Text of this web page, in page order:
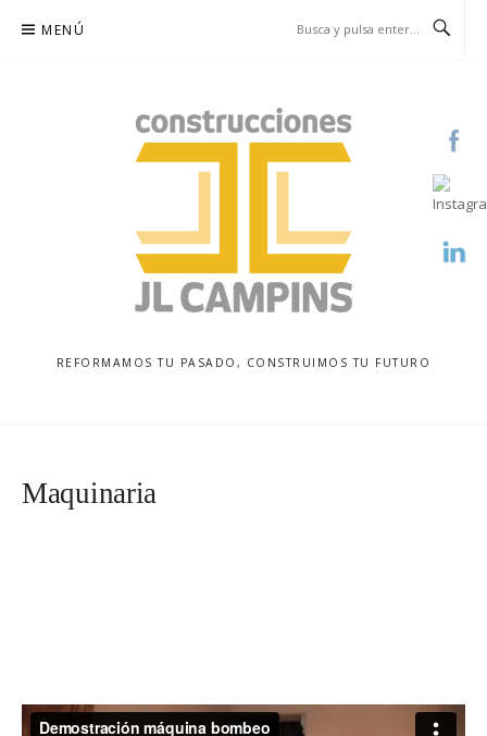
MENÚ
REFORMAMOS TU PASADO, CONSTRUIMOS TU FUTURO
Maquinaria